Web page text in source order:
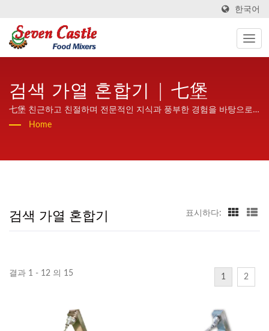
한국어
검색 가열 혼합기 | 七堡
七堡 친근하고 친절하며 전문적인 지식과 풍부한 경험을 바탕으로
전 세계에 고품질과 높은 안정성을 제공하는 가열 혼합기입니다.
Home
검색 가열 혼합기 표시하다:
결과 1 - 12 의 15 1 2